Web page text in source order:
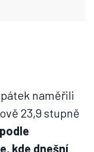
naměřili
23,9 stupně
kde dnešní